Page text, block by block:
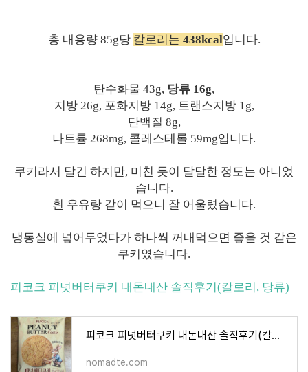
총 내용량 85g당 칼로리는 438kcal입니다.
탄수화물 43g, 당류 16g,
지방 26g, 포화지방 14g, 트랜스지방 1g,
단백질 8g,
나트륨 268mg, 콜레스테롤 59mg입니다.
쿠키라서 달긴 하지만, 미친 듯이 달달한 정도는 아니었
습니다.
흰 우유랑 같이 먹으니 잘 어울렸습니다.
냉동실에 넣어두었다가 하나씩 꺼내먹으면 좋을 것 같은
쿠키였습니다.
피코크 피넛버터쿠키 내돈내산 솔직후기(칼로리, 당류)
피코크 피넛버터쿠키 내돈내산 솔직후기(칼로리, 당류)
nomadte.com